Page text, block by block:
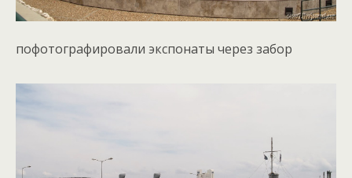
пофотографировали экспонаты через забор